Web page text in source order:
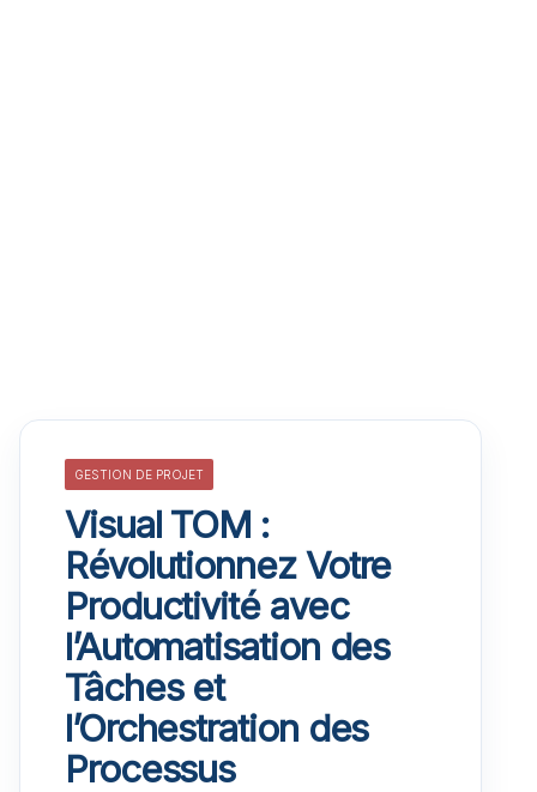
GESTION DE PROJET
Visual TOM :
Révolutionnez Votre
Productivité avec
l’Automatisation des
Tâches et
l’Orchestration des
Processus